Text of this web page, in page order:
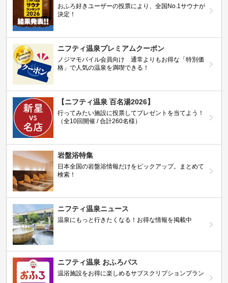
おふろ好きユーザーの投票により、全国No.1サウナが
決定！
ニフティ温泉プレミアムクーポン
ノジマモバイル会員向け 通常よりもお得な「特別価
格」で人気の温泉を満喫できる！
【ニフティ温泉 百名湯2026】
行ってみたい施設に投票してプレゼントを当てよう！
（全10回開催 / 合計260名様）
岩盤浴特集
日本全国の岩盤浴情報だけをピックアップ。まとめて
検索！
ニフティ温泉ニュース
温泉にもっと行きたくなる！お得な情報を掲載中
ニフティ温泉 おふろパス
温浴施設をお得に楽しめるサブスクリプションプラン